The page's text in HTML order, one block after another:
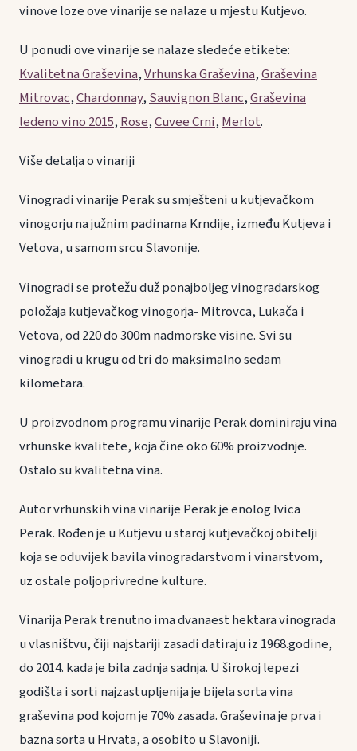
vinove loze ove vinarije se nalaze u mjestu Kutjevo.
U ponudi ove vinarije se nalaze sledeće etikete:
Kvalitetna Graševina,Vrhunska Graševina,Graševina
Mitrovac,Chardonnay,Sauvignon Blanc,Graševina
ledeno vino 2015,Rose,Cuvee Crni,Merlot.
Više detalja o vinariji
Vinogradi vinarije Perak su smješteni u kutjevačkom
vinogorju na južnim padinama Krndije, između Kutjeva i
Vetova, u samom srcu Slavonije.
Vinogradi se protežu duž ponajboljeg vinogradarskog
položaja kutjevačkog vinogorja- Mitrovca, Lukača i
Vetova, od 220 do 300m nadmorske visine. Svi su
vinogradi u krugu od tri do maksimalno sedam
kilometara.
U proizvodnom programu vinarije Perak dominiraju vina
vrhunske kvalitete, koja čine oko 60% proizvodnje.
Ostalo su kvalitetna vina.
Autor vrhunskih vina vinarije Perak je enolog Ivica
Perak. Rođen je u Kutjevu u staroj kutjevačkoj obitelji
koja se oduvijek bavila vinogradarstvom i vinarstvom,
uz ostale poljoprivredne kulture.
Vinarija Perak trenutno ima dvanaest hektara vinograda
u vlasništvu, čiji najstariji zasadi datiraju iz 1968.godine,
do 2014. kada je bila zadnja sadnja. U širokoj lepezi
godišta i sorti najzastupljenija je bijela sorta vina
graševina pod kojom je 70% zasada. Graševina je prva i
bazna sorta u Hrvata, a osobito u Slavoniji.